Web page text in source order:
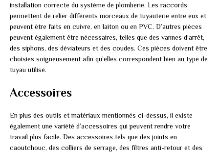
installation correcte du système de plomberie. Les raccords
permettent de relier différents morceaux de tuyauterie entre eux et
peuvent être faits en cuivre, en laiton ou en PVC. D’autres pièces
peuvent également être nécessaires, telles que des vannes d’arrêt,
des siphons, des déviateurs et des coudes. Ces pièces doivent être
choisies soigneusement afin qu’elles correspondent bien au type de
tuyau utilisé.
Accessoires
En plus des outils et matériaux mentionnés ci-dessus, il existe
également une variété d’accessoires qui peuvent rendre votre
travail plus facile. Des accessoires tels que des joints en
caoutchouc, des colliers de serrage, des filtres anti-retour et des